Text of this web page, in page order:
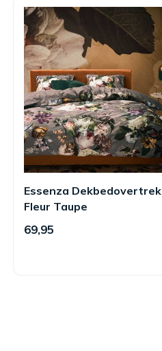
Essenza Dekbedovertrek
Fleur Taupe
69,95